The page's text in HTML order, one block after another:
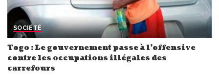
SOCIÉTÉ
Togo : Le gouvernement passe à l’offensive
contre les occupations illégales des
carrefours